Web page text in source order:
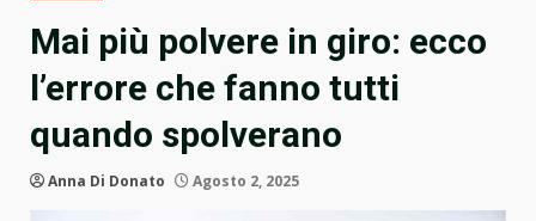
Mai più polvere in giro: ecco
l’errore che fanno tutti
quando spolverano
Anna Di Donato Agosto 2, 2025